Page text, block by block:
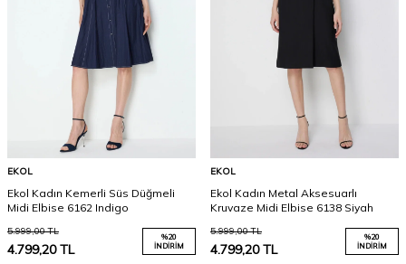
EKOL
Ekol Kadın Kemerli Süs Düğmeli
Midi Elbise 6162 Indigo
5.999,00TL
4.799,20TL
%20
İNDIRIM
EKOL
Ekol Kadın Metal Aksesuarlı
Kruvaze Midi Elbise 6138 Siyah
5.999,00TL
4.799,20TL
%20
İNDIRIM